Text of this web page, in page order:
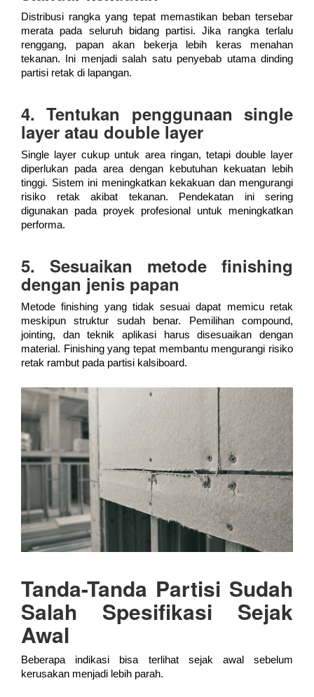
Distribusi rangka yang tepat memastikan beban tersebar
merata pada seluruh bidang partisi. Jika rangka terlalu
renggang, papan akan bekerja lebih keras menahan
tekanan. Ini menjadi salah satu penyebab utama dinding
partisi retak di lapangan.
4. Tentukan penggunaan single
layer atau double layer
Single layer cukup untuk area ringan, tetapi double layer
diperlukan pada area dengan kebutuhan kekuatan lebih
tinggi. Sistem ini meningkatkan kekakuan dan mengurangi
risiko retak akibat tekanan. Pendekatan ini sering
digunakan pada proyek profesional untuk meningkatkan
performa.
5. Sesuaikan metode finishing
dengan jenis papan
Metode finishing yang tidak sesuai dapat memicu retak
meskipun struktur sudah benar. Pemilihan compound,
jointing, dan teknik aplikasi harus disesuaikan dengan
material. Finishing yang tepat membantu mengurangi risiko
retak rambut pada partisi kalsiboard.
Tanda-Tanda Partisi Sudah
Salah Spesifikasi Sejak
Awal
Beberapa indikasi bisa terlihat sejak awal sebelum
kerusakan menjadi lebih parah.